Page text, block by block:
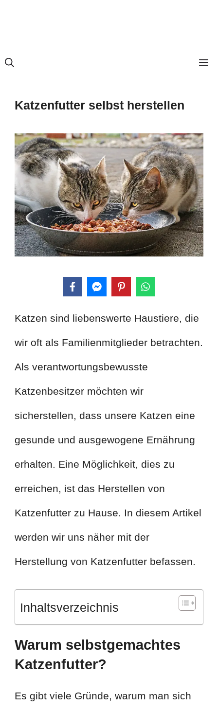
Katzenfutter selbst herstellen
Katzen sind liebenswerte Haustiere, die
wir oft als Familienmitglieder betrachten.
Als verantwortungsbewusste
Katzenbesitzer möchten wir
sicherstellen, dass unsere Katzen eine
gesunde und ausgewogene Ernährung
erhalten. Eine Möglichkeit, dies zu
erreichen, ist das Herstellen von
Katzenfutter zu Hause. In diesem Artikel
werden wir uns näher mit der
Herstellung von Katzenfutter befassen.
Inhaltsverzeichnis
Warum selbstgemachtes
Katzenfutter?
Es gibt viele Gründe, warum man sich